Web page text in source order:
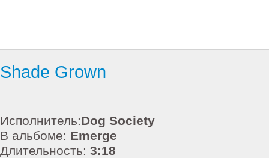
Shade Grown
Исполнитель:Dog Society
В альбоме: Emerge
Длительность: 3:18